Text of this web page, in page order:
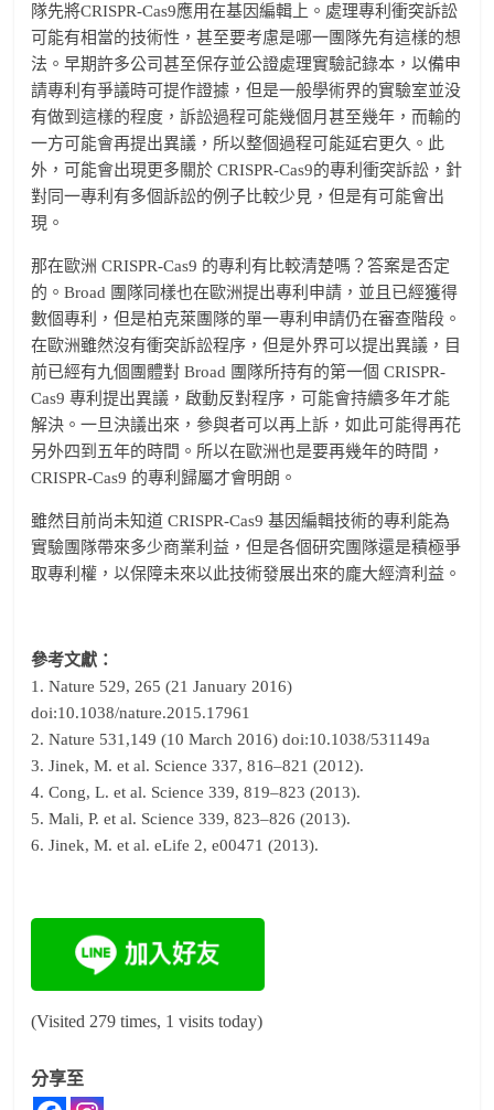
隊先將CRISPR-Cas9應用在基因編輯上。處理專利衝突訴訟
可能有相當的技術性，甚至要考慮是哪一團隊先有這樣的想
法。早期許多公司甚至保存並公證處理實驗記錄本，以備申
請專利有爭議時可提作證據，但是一般學術界的實驗室並没
有做到這樣的程度，訴訟過程可能幾個月甚至幾年，而輸的
一方可能會再提出異議，所以整個過程可能延宕更久。此
外，可能會出現更多關於 CRISPR-Cas9的專利衝突訴訟，針
對同一專利有多個訴訟的例子比較少見，但是有可能會出
現。
那在歐洲 CRISPR-Cas9 的專利有比較清楚嗎？答案是否定
的。Broad 團隊同樣也在歐洲提出專利申請，並且已經獲得
數個專利，但是柏克萊團隊的單一專利申請仍在審查階段。
在歐洲雖然沒有衝突訴訟程序，但是外界可以提出異議，目
前已經有九個團體對 Broad 團隊所持有的第一個 CRISPR-
Cas9 專利提出異議，啟動反對程序，可能會持續多年才能
解決。一旦決議出來，參與者可以再上訴，如此可能得再花
另外四到五年的時間。所以在歐洲也是要再幾年的時間，
CRISPR-Cas9 的專利歸屬才會明朗。
雖然目前尚未知道 CRISPR-Cas9 基因編輯技術的專利能為
實驗團隊帶來多少商業利益，但是各個研究團隊還是積極爭
取專利權，以保障未來以此技術發展出來的龐大經濟利益。
參考文獻：
1. Nature 529, 265 (21 January 2016)
doi:10.1038/nature.2015.17961
2. Nature 531,149 (10 March 2016) doi:10.1038/531149a
3. Jinek, M. et al. Science 337, 816–821 (2012).
4. Cong, L. et al. Science 339, 819–823 (2013).
5. Mali, P. et al. Science 339, 823–826 (2013).
6. Jinek, M. et al. eLife 2, e00471 (2013).
(Visited 279 times, 1 visits today)
分享至